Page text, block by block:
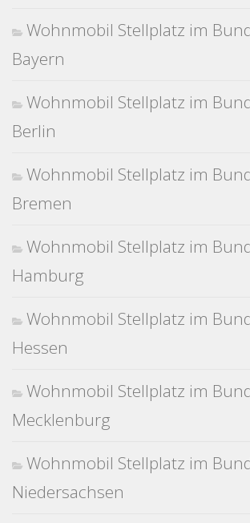
Wohnmobil Stellplatz im
Bayern
Wohnmobil Stellplatz im
Berlin
Wohnmobil Stellplatz im
Bremen
Wohnmobil Stellplatz im
Hamburg
Wohnmobil Stellplatz im
Hessen
Wohnmobil Stellplatz im
Mecklenburg
Wohnmobil Stellplatz im
Niedersachsen